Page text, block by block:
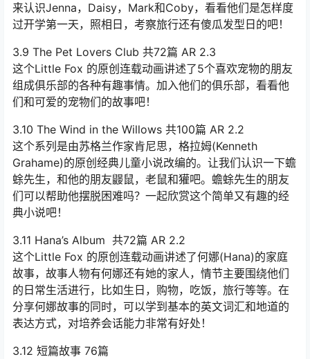
来认识Jenna，Daisy，Mark和Coby，看看他们是怎样度
过开学第一天，照相日，考察旅行还有傻瓜发型日的吧！
3.9 The Pet Lovers Club 共72篇 AR 2.3
这个Little Fox 的原创连载动画讲述了5个喜欢宠物的朋友
组成俱乐部的各种有趣事情。加入他们的俱乐部，看看他
们和可爱的宠物们的故事吧！
3.10 The Wind in the Willows 共100篇 AR 2.2
这个系列是由苏格兰作家肯尼思，格拉姆(Kenneth
Grahame)的原创经典儿童小说改编的。让我们认识一下蟾
蜍先生，和他的朋友鼹鼠，老鼠和獾吧。蟾蜍先生的朋友
们可以帮助他摆脱困难吗？一起欣赏这个简单又有趣的经
典小说吧！
3.11 Hana’s Album 共72篇 AR 2.2
这个Little Fox 的原创连载动画讲述了何娜(Hana)的家庭
故事，故事人物有何娜还有她的家人，情节主要围绕他们
的日常生活进行，比如生日，购物，吃饭，旅行等等。在
分享何娜故事的同时，可以学到基本的英文词汇和地道的
表达方式，对培养会话能力非常有好处！
3.12 短篇故事 76篇